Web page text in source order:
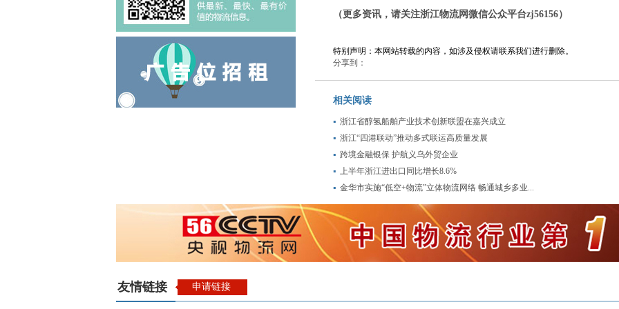
（更多资讯，请关注浙江物流网微信公众平台zj56156）
特别声明：本网站转载的内容，如涉及侵权请联系我们进行删除。
分享到：
相关阅读
浙江省醇氢船舶产业技术创新联盟在嘉兴成立
浙江“四港联动”推动多式联运高质量发展
跨境金融银保 护航义乌外贸企业
上半年浙江进出口同比增长8.6%
金华市实施“低空+物流”立体物流网络 畅通城乡多业...
友情链接 申请链接